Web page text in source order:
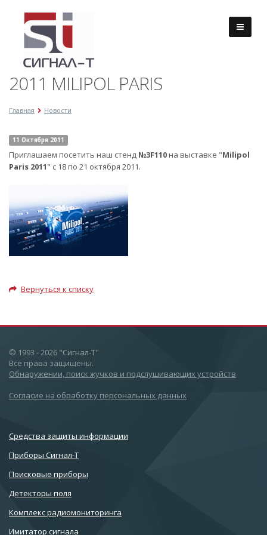
2011 MILIPOL PARIS
Главная Новости
11 Октября 2011
Приглашаем посетить наш стенд №3F110на выставке "Milipol
Paris 2011" с 18 по 21 октября 2011.
Вернуться к списку
© 1993 - 2026 "Сигнал-Т"
Все права защищены.
Обнаружении, поиск жучков и подслушивающих устройств
Согласие на обработку персональных данных
Cредства защиты информации
Приборы Сигнал-Т
Поисковые приборы
Детекторы поля
Комплекс радиомониторинга
Имитатор сигнала